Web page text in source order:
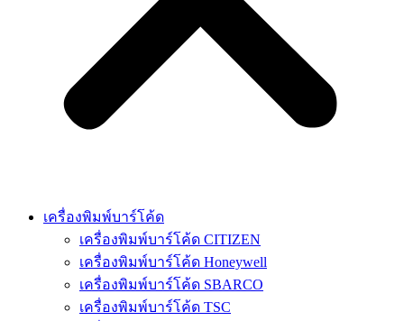
เครื่องพิมพ์บาร์โค้ด
เครื่องพิมพ์บาร์โค้ด CITIZEN
เครื่องพิมพ์บาร์โค้ด Honeywell
เครื่องพิมพ์บาร์โค้ด SBARCO
เครื่องพิมพ์บาร์โค้ด TSC